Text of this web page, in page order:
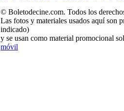
© Boletodecine.com. Todos los
Las fotos y materiales usados aquí son
indicado)
y se usan como material promocional
móvil